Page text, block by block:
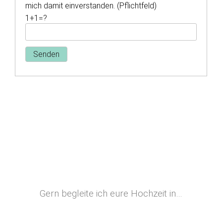
mich damit einverstanden. (Pflichtfeld)
1+1=?
Gern begleite ich eure Hochzeit in…